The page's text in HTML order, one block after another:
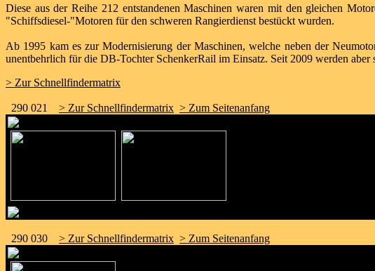
Diese aus der Reihe 212 entstandenen Maschinen waren mit den gleichen
"Schiffsdiesel-"Motoren für den schweren Rangierdienst bestückt wurden.
Ab 1995 kam es zur Modernisierung der Maschinen, welche neben der
unentbehrlich für die DB-Tochter SchenkerRail im Einsatz. Seit 2009 werden
> Zur Schnellfindermatrix
290 021 > Zur Schnellfindermatrix > Zum Seitenanfang
290 030 > Zur Schnellfindermatrix > Zum Seitenanfang